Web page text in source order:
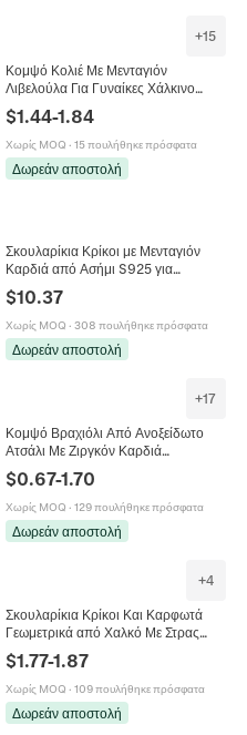
+15
Κομψό Κολιέ Με Μενταγιόν
Λιβελούλα Για Γυναίκες Χάλκινο
Ζιργκόν Μινιμαλιστικό Κόσμημα
$1.44-1.84
Χωρίς MOQ · 15 πουλήθηκε πρόσφατα
Δωρεάν αποστολή
Σκουλαρίκια Κρίκοι με Μενταγιόν
Καρδιά από Ασήμι S925 για
Γυναίκες Μινιμαλιστικά Κορεατικά
Σκουλαρίκια Καρδιά Huggie
$10.37
Χωρίς MOQ · 308 πουλήθηκε πρόσφατα
Δωρεάν αποστολή
+17
Κομψό Βραχιόλι Από Ανοξείδωτο
Ατσάλι Με Ζιργκόν Καρδιά
Μάτι Της Γάτας Για Γυναίκες
$0.67-1.70
Χωρίς MOQ · 129 πουλήθηκε πρόσφατα
Δωρεάν αποστολή
+4
Σκουλαρίκια Κρίκοι Και Καρφωτά
Γεωμετρικά από Χαλκό Με Στρας
Ασημένια Κοσμήματα
$1.77-1.87
Χωρίς MOQ · 109 πουλήθηκε πρόσφατα
Δωρεάν αποστολή